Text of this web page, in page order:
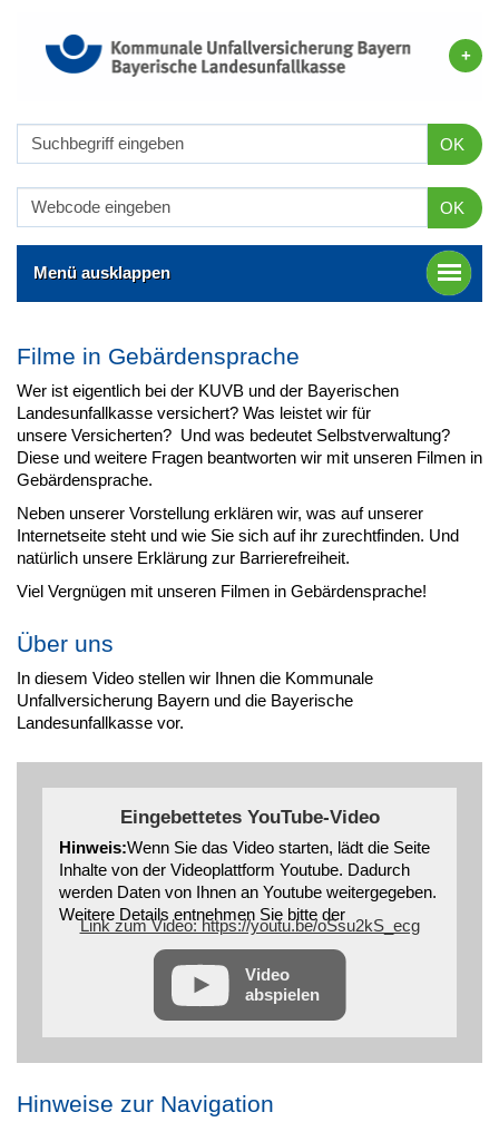
OK
OK
Menü ausklappen
Filme in Gebärdensprache
Wer ist eigentlich bei der KUVB und der Bayerischen
Landesunfallkasse versichert? Was leistet wir für
unsere Versicherten? Und was bedeutet Selbstverwaltung?
Diese und weitere Fragen beantworten wir mit unseren Filmen in
Gebärdensprache.
Neben unserer Vorstellung erklären wir, was auf unserer
Internetseite steht und wie Sie sich auf ihr zurechtfinden. Und
natürlich unsere Erklärung zur Barrierefreiheit.
Viel Vergnügen mit unseren Filmen in Gebärdensprache!
Über uns
In diesem Video stellen wir Ihnen die Kommunale
Unfallversicherung Bayern und die Bayerische
Landesunfallkasse vor.
Eingebettetes YouTube-Video
Hinweis:Wenn Sie das Video starten, lädt die Seite
Inhalte von der Videoplattform Youtube. Dadurch
werden Daten von Ihnen an Youtube weitergegeben.
Weitere Details entnehmen Sie bitte der
Datenschutzerklärung
Link zum Video: https://youtu.be/oSsu2kS_ecg
Video
abspielen
Hinweise zur Navigation